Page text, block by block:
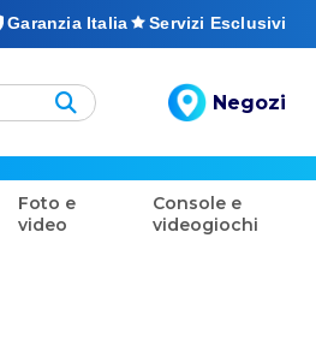
Garanzia Italia Servizi Esclusivi
Negozi
Foto e
video
Console e
videogiochi